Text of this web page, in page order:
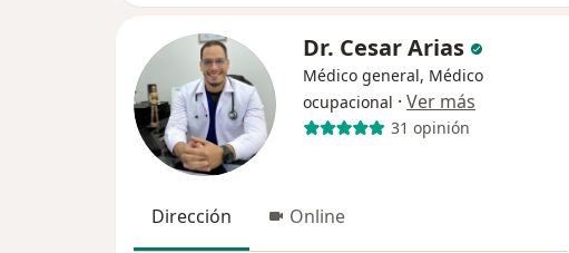
Dr. Cesar Arias
Médico general, Médico
ocupacional · Ver más
31 opinión
Dirección Online